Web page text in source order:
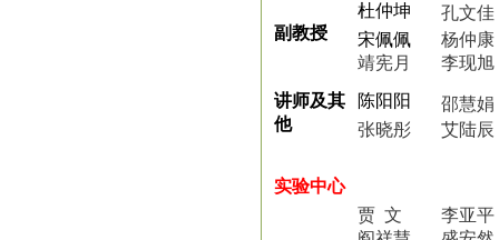
副教授
杜仲坤
孔文佳
宋佩佩
杨仲康
靖宪月
李现旭
讲师及其
他
陈阳阳
邵慧娟
张晓彤
艾陆辰
实验中心
贾 文
李亚平